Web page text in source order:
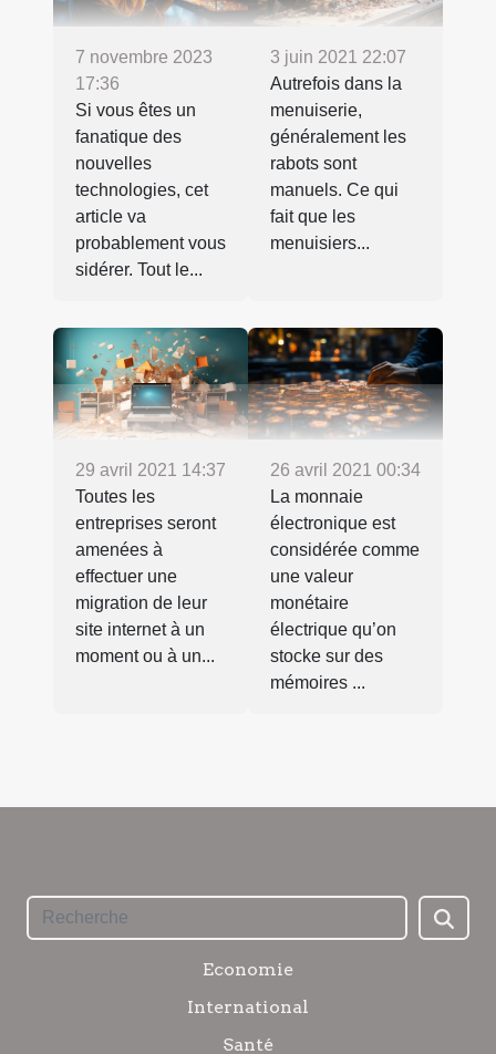
7 novembre 2023
17:36
Si vous êtes un
fanatique des
nouvelles
technologies, cet
article va
probablement vous
sidérer. Tout le...
3 juin 2021 22:07
Autrefois dans la
menuiserie,
généralement les
rabots sont
manuels. Ce qui
fait que les
menuisiers...
29 avril 2021 14:37
Toutes les
entreprises seront
amenées à
effectuer une
migration de leur
site internet à un
moment ou à un...
26 avril 2021 00:34
La monnaie
électronique est
considérée comme
une valeur
monétaire
électrique qu’on
stocke sur des
mémoires ...
Economie
International
Santé